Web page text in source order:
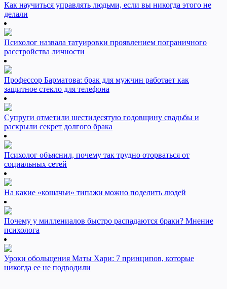
Как научиться управлять людьми, если вы никогда этого не
делали
Психолог назвала татуировки проявлением пограничного
расстройства личности
Профессор Барматова: брак для мужчин работает как
защитное стекло для телефона
Супруги отметили шестидесятую годовщину свадьбы и
раскрыли секрет долгого брака
Психолог объяснил, почему так трудно оторваться от
социальных сетей
На какие «кошачьи» типажи можно поделить людей
Почему у миллениалов быстро распадаются браки? Мнение
психолога
Уроки обольщения Маты Хари: 7 принципов, которые
никогда ее не подводили